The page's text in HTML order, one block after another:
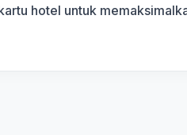
hotel untuk